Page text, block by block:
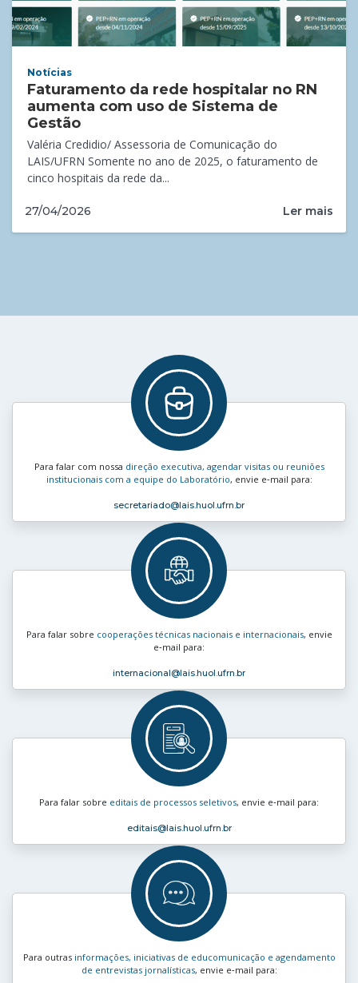
Notícias
Faturamento da rede hospitalar no RN
aumenta com uso de Sistema de
Gestão
Valéria Credidio/ Assessoria de Comunicação do
LAIS/UFRN Somente no ano de 2025, o faturamento de
cinco hospitais da rede da...
27/04/2026 Ler mais
Para falar com nossa direção executiva, agendar visitas ou reuniões
institucionais com a equipe do Laboratório, envie e‑mail para:
secretariado@lais.huol.ufrn.br
Para falar sobre cooperações técnicas nacionais e internacionais, envie
e‑mail para:
internacional@lais.huol.ufrn.br
Para falar sobre editais de processos seletivos, envie e‑mail para:
editais@lais.huol.ufrn.br
Para outras informações, iniciativas de educomunicação e agendamento
de entrevistas jornalísticas, envie e‑mail para: